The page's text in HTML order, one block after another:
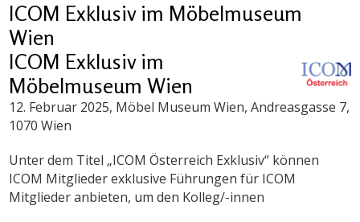
ICOM Exklusiv im Möbelmuseum
Wien
ICOM Exklusiv im
Möbelmuseum Wien
12. Februar 2025, Möbel Museum Wien, Andreasgasse 7,
1070 Wien
Unter dem Titel „ICOM Österreich Exklusiv“ können
ICOM Mitglieder exklusive Führungen für ICOM
Mitglieder anbieten, um den Kolleg/-innen